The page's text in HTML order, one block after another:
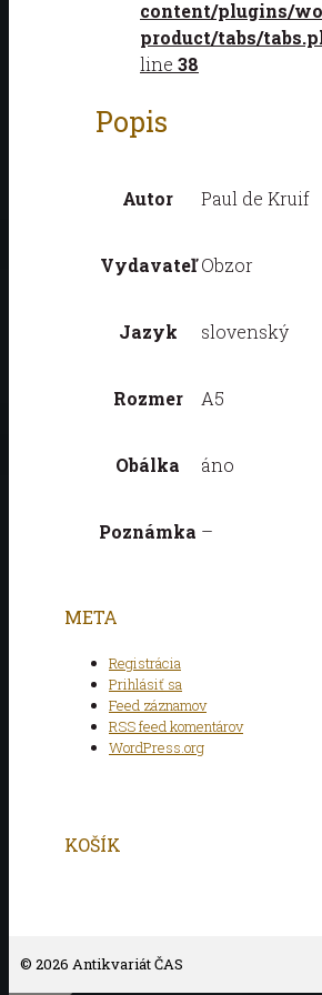
content/plugins/
product/tabs/
line 38
Popis
Autor Paul de Kruif
Vydavateľ Obzor
Jazyk slovenský
Rozmer A5
Obálka áno
Poznámka –
META
Registrácia
Prihlásiť sa
Feed záznamov
RSS feed komentárov
WordPress.org
KOŠÍK
© 2026 Antikvariát ČAS